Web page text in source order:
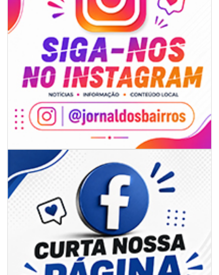
08/08/2026 | 07:00
Limpeza de valas e ribeirões avança no interior de Itajaí